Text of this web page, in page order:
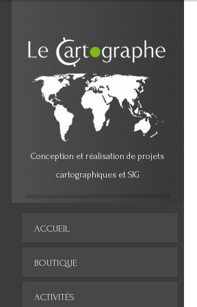
Conception et réalisation de projets
cartographiques et SIG
ACCUEIL
BOUTIQUE
ACTIVITÉS